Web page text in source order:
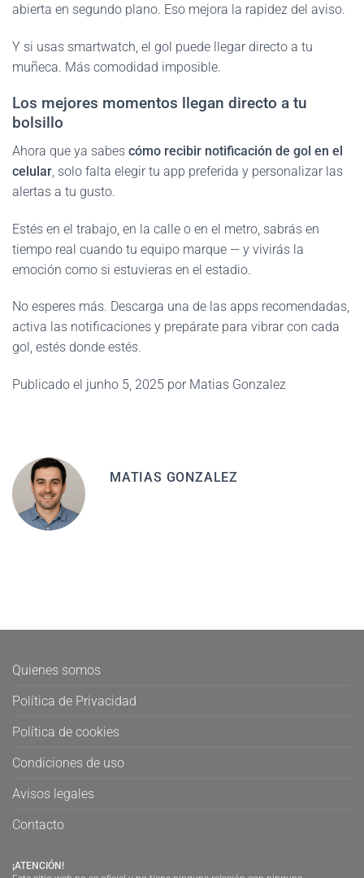
abierta en segundo plano. Eso mejora la rapidez del aviso.
Y si usas smartwatch, el gol puede llegar directo a tu
muñeca. Más comodidad imposible.
Los mejores momentos llegan directo a tu
bolsillo
Ahora que ya sabes cómo recibir notificación de gol en el
celular, solo falta elegir tu app preferida y personalizar las
alertas a tu gusto.
Estés en el trabajo, en la calle o en el metro, sabrás en
tiempo real cuando tu equipo marque — y vivirás la
emoción como si estuvieras en el estadio.
No esperes más. Descarga una de las apps recomendadas,
activa las notificaciones y prepárate para vibrar con cada
gol, estés donde estés.
Publicado el junho 5, 2025 por Matias Gonzalez
MATIAS GONZALEZ
Quienes somos
Política de Privacidad
Política de cookies
Condiciones de uso
Avisos legales
Contacto
¡ATENCIÓN!